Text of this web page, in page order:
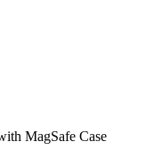
MagSafe Case